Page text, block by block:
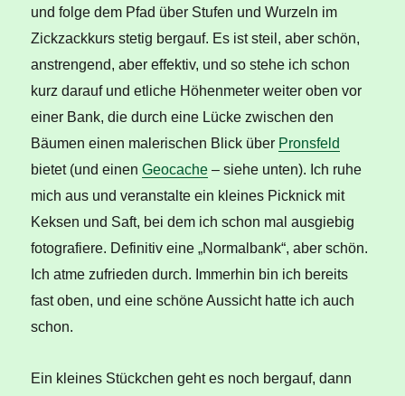
und folge dem Pfad über Stufen und Wurzeln im
Zickzackkurs stetig bergauf. Es ist steil, aber schön,
anstrengend, aber effektiv, und so stehe ich schon
kurz darauf und etliche Höhenmeter weiter oben vor
einer Bank, die durch eine Lücke zwischen den
Bäumen einen malerischen Blick über Pronsfeld
bietet (und einenGeocache – siehe unten). Ich ruhe
mich aus und veranstalte ein kleines Picknick mit
Keksen und Saft, bei dem ich schon mal ausgiebig
fotografiere. Definitiv eine „Normalbank“, aber schön.
Ich atme zufrieden durch. Immerhin bin ich bereits
fast oben, und eine schöne Aussicht hatte ich auch
schon.
Ein kleines Stückchen geht es noch bergauf, dann